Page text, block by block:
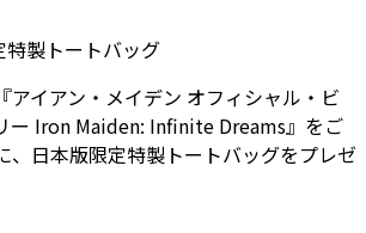
特製トートバッグ
アイアン・メイデン オフィシャル・ビ
ー Iron Maiden: Infinite Dreams』をご
、日本版限定特製トートバッグをプレゼ